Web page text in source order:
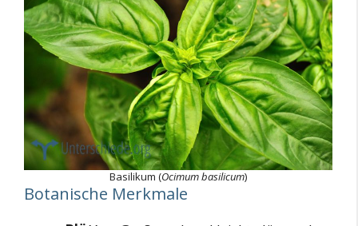
Basilikum (Ocimum basilicum)
Botanische Merkmale